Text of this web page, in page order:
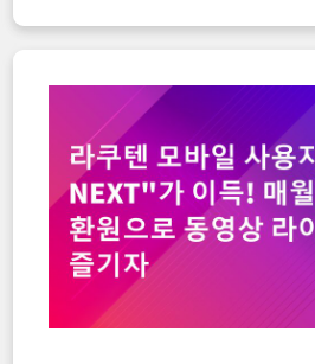
가
라
바
일
×
라
쿠
텐
현